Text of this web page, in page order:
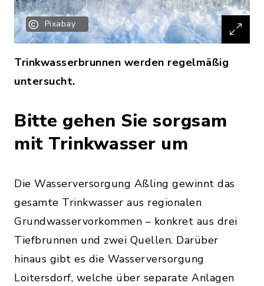
Pixabay
Trinkwasserbrunnen werden regelmäßig
untersucht.
Bitte gehen Sie sorgsam
mit Trinkwasser um
Die Wasserversorgung Aßling gewinnt das
gesamte Trinkwasser aus regionalen
Grundwasservorkommen – konkret aus drei
Tiefbrunnen und zwei Quellen. Darüber
hinaus gibt es die Wasserversorgung
Loitersdorf, welche über separate Anlagen